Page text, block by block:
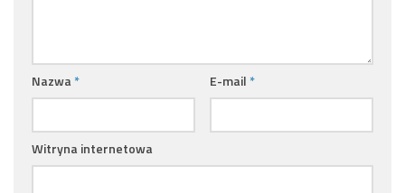
Nazwa * E-mail *
Witryna internetowa